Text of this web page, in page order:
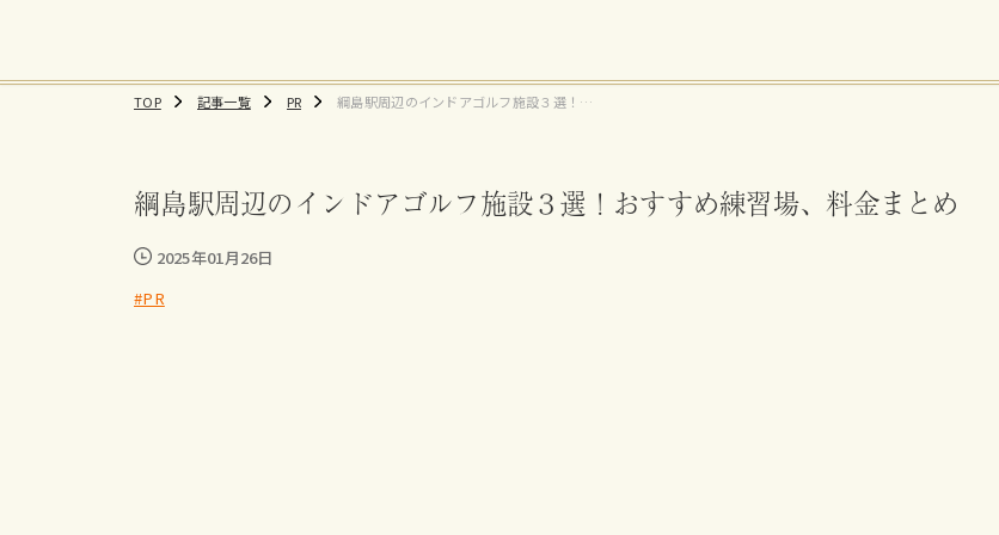
TOP 記事一覧 PR
綱島駅周辺のインドアゴルフ施設３選！お
綱島駅周辺のインドアゴルフ施設３選！おすすめ練習場、料金まとめ
2025年01月26日
#PR